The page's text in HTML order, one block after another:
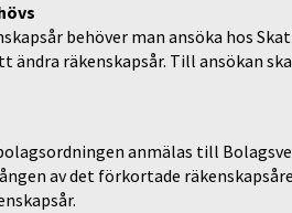
behöver man ansöka hos
räkenskapsår. Till ansökan
anmälas till
av det förkortade